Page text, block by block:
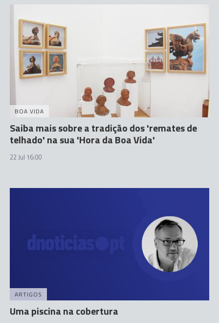
BOA VIDA
Saiba mais sobre a tradição dos 'remates de
telhado' na sua 'Hora da Boa Vida'
22 Jul 16:00
ARTIGOS
Uma piscina na cobertura